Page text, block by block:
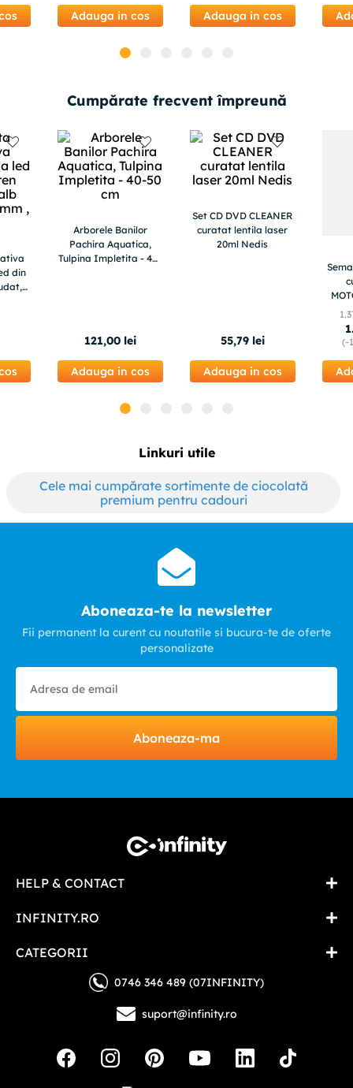
Adauga in cos Adauga in cos
Cumpărate frecvent împreună
din
Arborele Banilor
Pachira Aquatica,
Tulpina Impletita - 40-
121,00 lei
Adauga in cos
Set CD DVD CLEANER
curatat lentila laser
20ml Nedis
55,79 lei
Adauga in cos
1.
1
(-
Linkuri utile
Cele mai cumpărate sortimente de ciocolată
premium pentru cadouri
Aboneaza-te la newsletter
Fii permanent la curent cu noutatile si bucura-te de oferte
personalizate
Aboneaza-ma
HELP & CONTACT
INFINITY.RO
CATEGORII
0746 346 489 (07INFINITY)
suport@infinity.ro